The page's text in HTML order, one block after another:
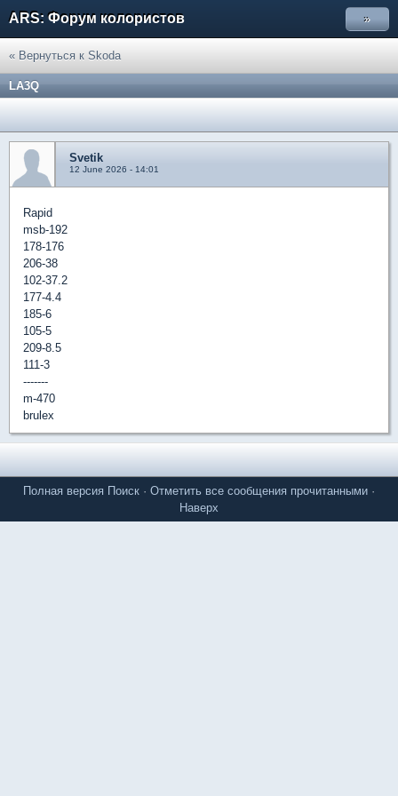
ARS: Форум колористов »
« Вернуться к Skoda
LA3Q
Svetik
12 June 2026 - 14:01
Rapid
msb-192
178-176
206-38
102-37.2
177-4.4
185-6
105-5
209-8.5
111-3
-------
m-470
brulex
Полная версия Поиск · Отметить все сообщения прочитанными ·
Наверх